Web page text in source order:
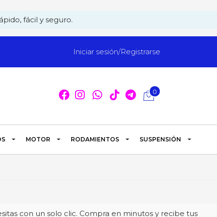
fácil y seguro.
Iniciar sesión/Registrarse
0
MOTOR RODAMIENTOS SUSPENSIÓN
con un solo clic. Compra en minutos y recibe tus